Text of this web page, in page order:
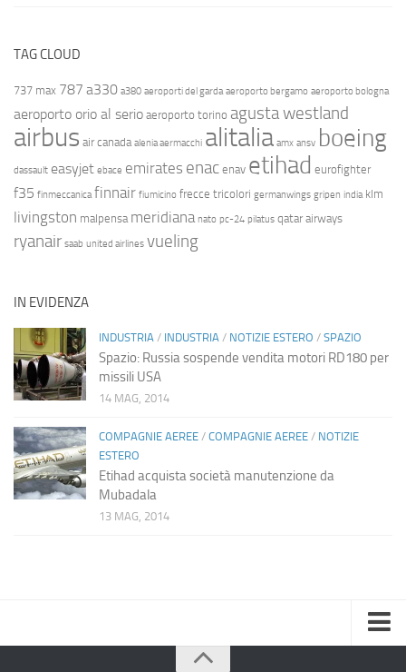
TAG CLOUD
737 max 787 a330 a380 aeroporti del garda aeroporto bergamo aeroporto bologna
aeroporto orio al serio aeroporto torino agusta westland
airbus air canada alenia aermacchi alitalia amx ansv boeing
dassault easyjet ebace emirates enac enav etihad eurofighter
f35 finmeccanica finnair fiumicino frecce tricolori germanwings gripen india klm
livingston malpensa meridiana nato pc-24 pilatus qatar airways
ryanair saab united airlines vueling
IN EVIDENZA
INDUSTRIA / INDUSTRIA / NOTIZIE ESTERO / SPAZIO
Spazio: Russia sospende vendita motori RD180 per
missili USA
14 MAG, 2014
COMPAGNIE AEREE / COMPAGNIE AEREE / NOTIZIE
ESTERO
Etihad acquista società manutenzione da
Mubadala
13 MAG, 2014